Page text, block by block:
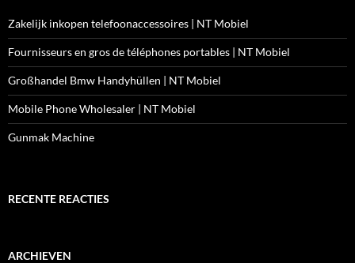
Zakelijk inkopen telefoonaccessoires | NT Mobiel
Fournisseurs en gros de téléphones portables | NT Mobiel
Großhandel Bmw Handyhüllen | NT Mobiel
Mobile Phone Wholesaler | NT Mobiel
Gunmak Machine
RECENTE REACTIES
ARCHIEVEN